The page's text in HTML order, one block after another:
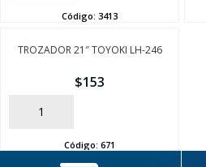
Código: 3413
TROZADOR 21″ TOYOKI LH-246
$153
AÑADIR
Código: 671